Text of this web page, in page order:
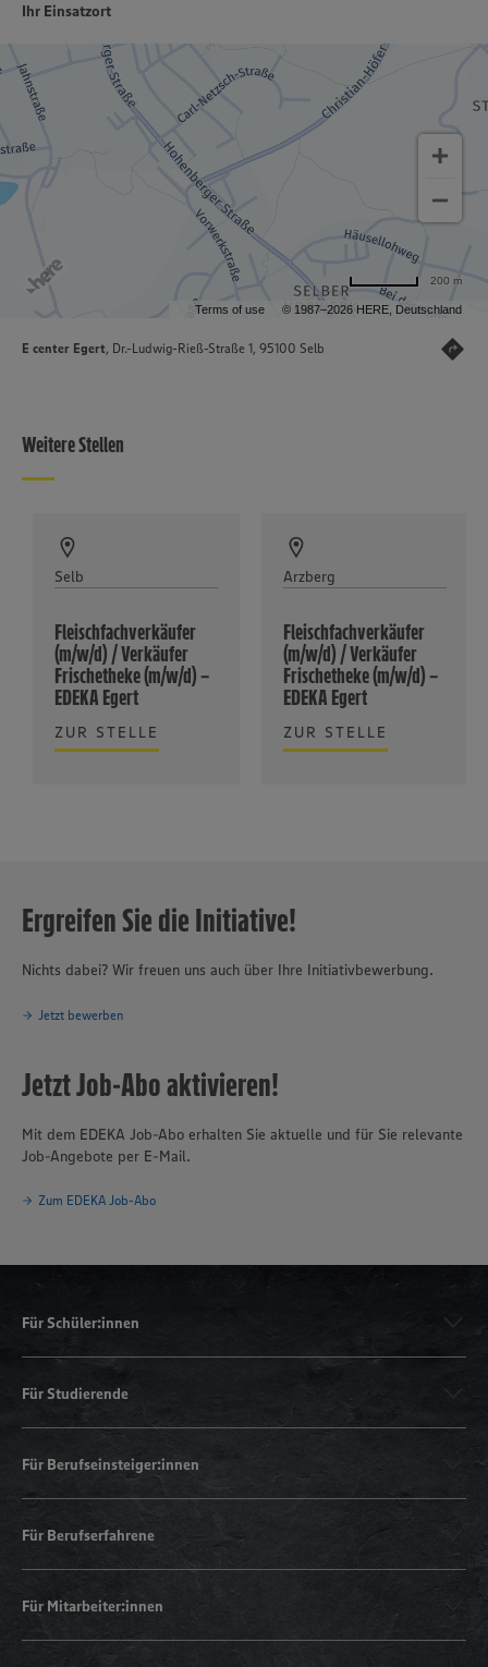
Ihr Einsatzort
Terms of use © 1987–2026 HERE, Deutschland
200 m
E center Egert, Dr.-Ludwig-Rieß-Straße 1, 95100 Selb
Weitere Stellen
Selb
Fleischfachverkäufer
(m/w/d) / Verkäufer
Frischetheke (m/w/d) –
EDEKA Egert
ZUR STELLE
Arzberg
Fleischfachverkäufer
(m/w/d) / Verkäufer
Frischetheke (m/w/d) –
EDEKA Egert
ZUR STELLE
Ergreifen Sie die Initiative!
Nichts dabei? Wir freuen uns auch über Ihre Initiativbewerbung.
Jetzt bewerben
Jetzt Job-Abo aktivieren!
Mit dem EDEKA Job-Abo erhalten Sie aktuelle und für Sie relevante
Job-Angebote per E-Mail.
Zum EDEKA Job-Abo
Für Schüler:innen
Für Studierende
Für Berufseinsteiger:innen
Für Berufserfahrene
Für Mitarbeiter:innen